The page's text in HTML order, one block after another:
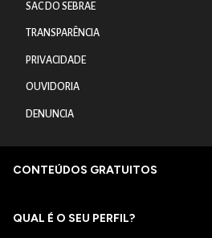
SAC DO SEBRAE
TRANSPARÊNCIA
PRIVACIDADE
OUVIDORIA
DENUNCIA
CONTEÚDOS GRATUITOS
QUAL É O SEU PERFIL?